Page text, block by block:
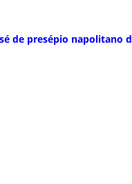
de presépio napolitano